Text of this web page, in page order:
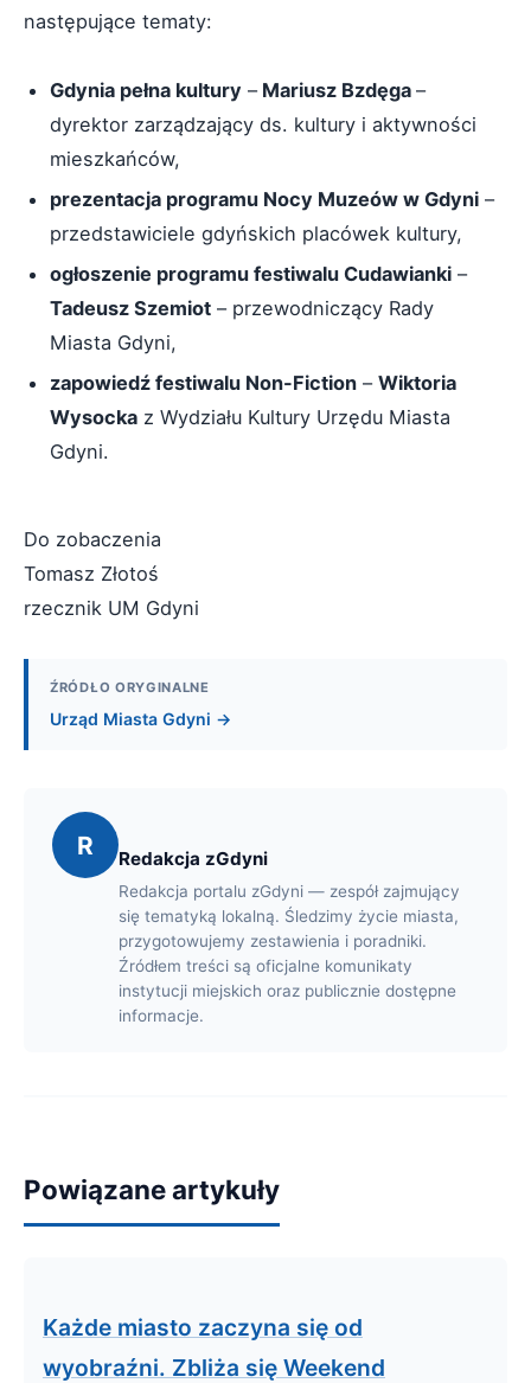
następujące tematy:
Gdynia pełna kultury –Mariusz Bzdęga –
dyrektor zarządzający ds. kultury i aktywności
mieszkańców,
prezentacja programu Nocy Muzeów w Gdyni –
przedstawiciele gdyńskich placówek kultury,
ogłoszenie programu festiwalu Cudawianki –
Tadeusz Szemiot – przewodniczący Rady
Miasta Gdyni,
zapowiedź festiwalu Non-Fiction – Wiktoria
Wysocka z Wydziału Kultury Urzędu Miasta
Gdyni.
Do zobaczenia
Tomasz Złotoś
rzecznik UM Gdyni
ŹRÓDŁO ORYGINALNE
Urząd Miasta Gdyni →
R Redakcja zGdyni
Redakcja portalu zGdyni — zespół zajmujący
się tematyką lokalną. Śledzimy życie miasta,
przygotowujemy zestawienia i poradniki.
Źródłem treści są oficjalne komunikaty
instytucji miejskich oraz publicznie dostępne
informacje.
Powiązane artykuły
Każde miasto zaczyna się od
wyobraźni. Zbliża się Weekend